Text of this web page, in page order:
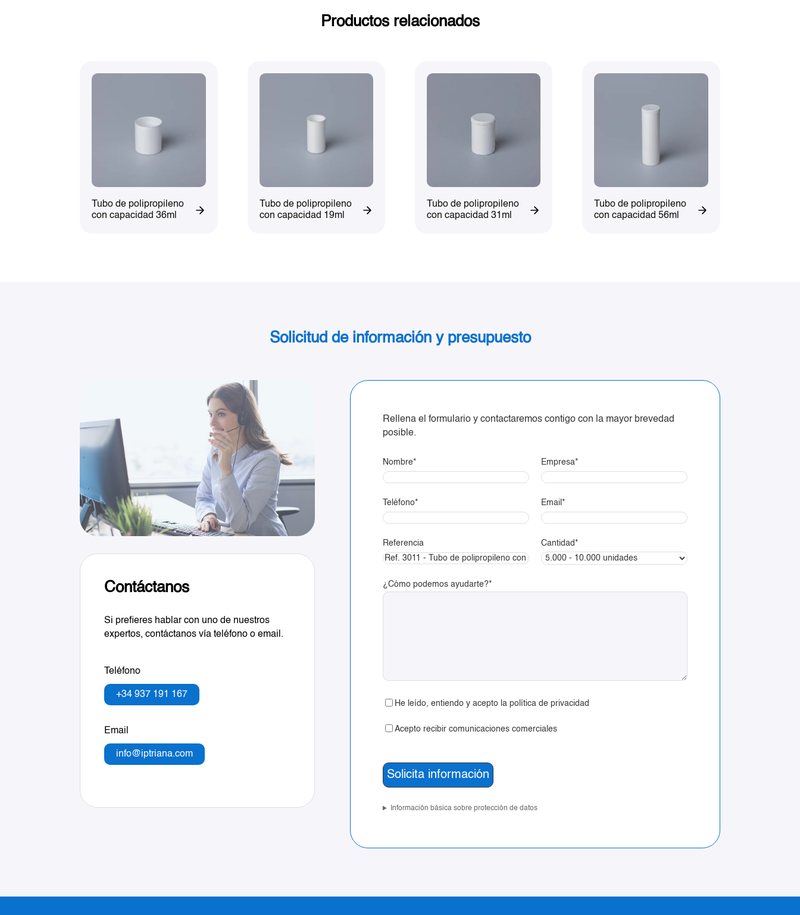
Productos relacionados
Tubo de polipropileno
con capacidad 36ml
Tubo de polipropileno
con capacidad 19ml
Tubo de polipropileno
con capacidad 31ml
Tubo de polipropileno
con capacidad 56ml
Solicitud de información y presupuesto
Contáctanos
Si prefieres hablar con uno de nuestros
expertos, contáctanos vía teléfono o email.
Teléfono
+34 937 191 167
Email
info@iptriana.com
Rellena el formulario y contactaremos contigo con la mayor brevedad
posible.
Nombre* Empresa*
Teléfono* Email *
Referencia Cantidad *
¿Cómo podemos ayudarte?*
He leído, entiendo y acepto la política de privacidad
Acepto recibir comunicaciones comerciales
Información básica sobre protección de datos